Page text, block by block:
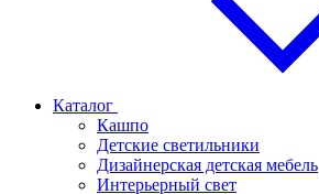
Каталог
Кашпо
Детские светильники
Дизайнерская детская мебель
Интерьерный свет